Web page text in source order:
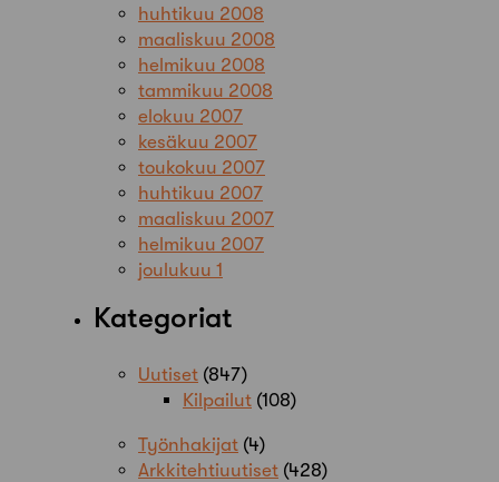
huhtikuu 2008
maaliskuu 2008
helmikuu 2008
tammikuu 2008
elokuu 2007
kesäkuu 2007
toukokuu 2007
huhtikuu 2007
maaliskuu 2007
helmikuu 2007
joulukuu 1
Kategoriat
Uutiset (847)
Kilpailut (108)
Työnhakijat (4)
Arkkitehtiuutiset (428)